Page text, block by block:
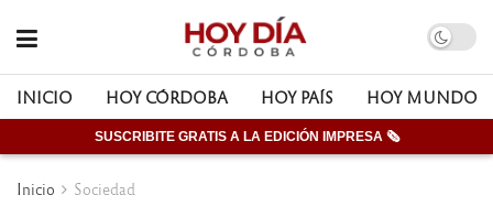
INICIO HOY CÓRDOBA HOY PAÍS HOY MUNDO
SUSCRIBITE GRATIS A LA EDICIÓN IMPRESA 🗞
Inicio Sociedad